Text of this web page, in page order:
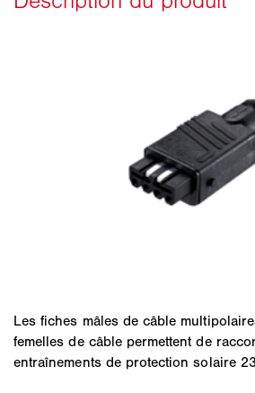
Les fiches mâles de câble
femelles de câble permettent de
entraînements de protection solaire